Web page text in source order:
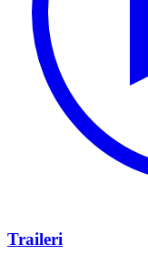
Traileri